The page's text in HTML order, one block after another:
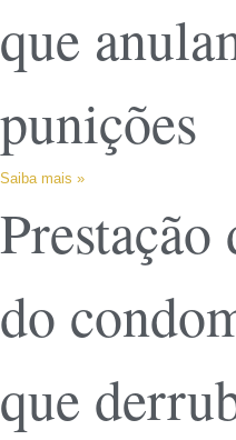
que
punições
Saiba mais »
Prestação
do
que